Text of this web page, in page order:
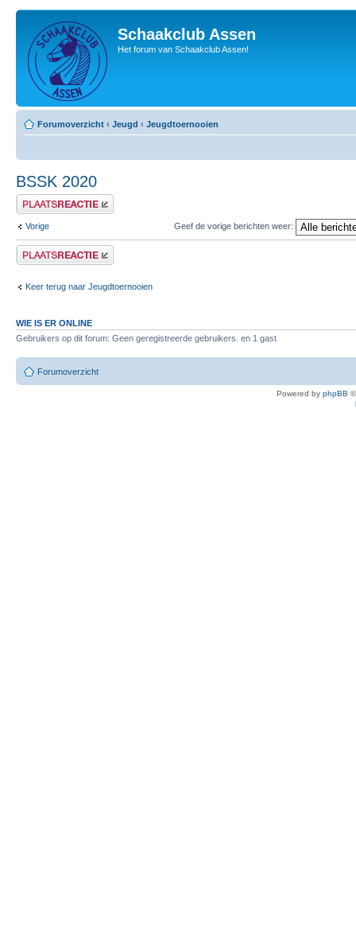
Schaakclub Assen
Het forum van Schaakclub Assen!
Forumoverzicht ‹ Jeugd ‹ Jeugdtoernooien
BSSK 2020
Plaats een reactie
Vorige Geef de vorige berichten weer:
Plaats een reactie
Keer terug naar Jeugdtoernooien
WIE IS ER ONLINE
Gebruikers op dit forum: Geen geregistreerde gebruikers. en 1 gast
Forumoverzicht
Powered by phpBB